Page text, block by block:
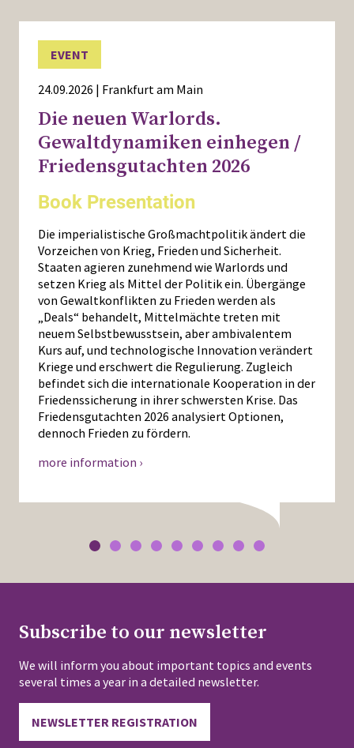
EVENT
24.09.2026 | Frankfurt am Main
Die neuen Warlords.
Gewaltdynamiken einhegen /
Friedensgutachten 2026
Book Presentation
Die imperialistische Großmachtpolitik ändert die
Vorzeichen von Krieg, Frieden und Sicherheit.
Staaten agieren zunehmend wie Warlords und
setzen Krieg als Mittel der Politik ein. Übergänge
von Gewaltkonflikten zu Frieden werden als
„Deals“ behandelt, Mittelmächte treten mit
neuem Selbstbewusstsein, aber ambivalentem
Kurs auf, und technologische Innovation verändert
Kriege und erschwert die Regulierung. Zugleich
befindet sich die internationale Kooperation in der
Friedenssicherung in ihrer schwersten Krise. Das
Friedensgutachten 2026 analysiert Optionen,
dennoch Frieden zu fördern.
more information ›
Subscribe to our newsletter
We will inform you about important topics and events
several times a year in a detailed newsletter.
NEWSLETTER REGISTRATION